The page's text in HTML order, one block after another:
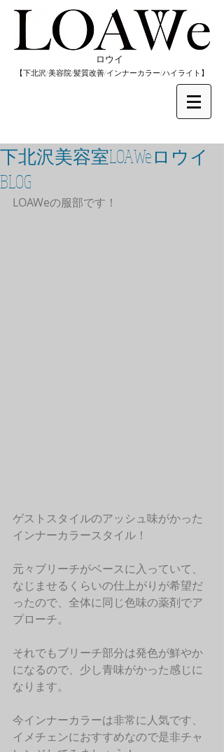
​ロウイ
​【下北沢/美容院/髪質改善/インナーカラー/​ハイライト】
下北沢美容室LOAWeロウイ
BLOG
LOAWeの服部です！
ゲストスタイルのアッシュ味がかった
インナーカラースタイル！
元々ブリーチがベースに入っていて、
なじませるくらいの仕上がりが希望だ
ったので、全体に同じ色味の薬剤でア
プローチ。
それでもブリーチ部分は発色が鮮やか
になるので、少し青味がかった感じに
なります。
今インナーカラーは非常に人気です、
イメチェンにおすすめなので是非チャ